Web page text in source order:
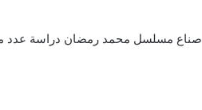
صناع مسلسل محمد رمضان دراسة عدد من